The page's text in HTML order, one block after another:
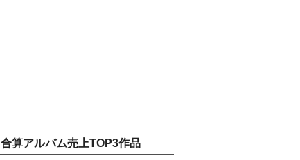
合算アルバム売上TOP3作品